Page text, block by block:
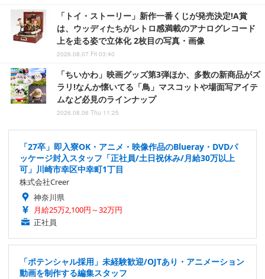
「トイ・ストーリー」新作一番くじが発売決定!A賞
は、ウッディたちがレトロ感満載のアナログレコード
上を走る姿で立体化 2枚目の写真・画像
2026.08.07 Fri 03:40
「ちいかわ」映画グッズ第3弾ほか、多数の新商品がズ
ラリ!なんか懐いてる「鳥」マスコットや場面写アイテ
ムなど必見のラインナップ
2026.08.06 Thu 11:25
「27卒」即入寮OK・アニメ・映像作品のBlueray・DVDパ
ッケージ封入スタッフ「正社員/土日祝休み/月給30万以上
可」川崎市幸区中幸町1丁目
株式会社Creer
神奈川県
月給25万2,100円～32万円
正社員
「ポテンシャル採用」未経験歓迎/OJTあり・アニメーション
動画を制作する編集スタッフ